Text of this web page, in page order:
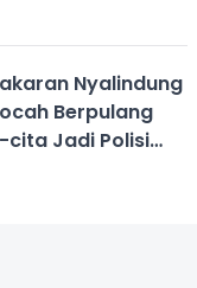
Nyalindung
Berpulang
cita Jadi Polisi